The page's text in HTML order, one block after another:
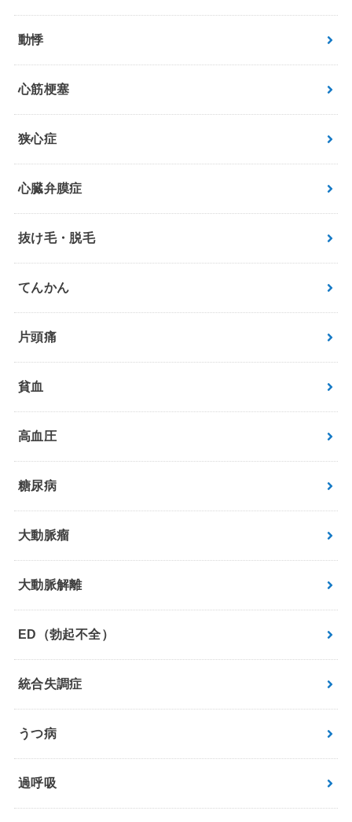
動悸
心筋梗塞
狭心症
心臓弁膜症
抜け毛・脱毛
てんかん
片頭痛
貧血
高血圧
糖尿病
大動脈瘤
大動脈解離
ED（勃起不全）
統合失調症
うつ病
過呼吸